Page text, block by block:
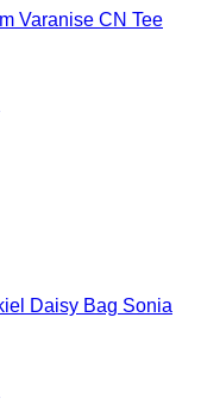
Varanise CN Tee
Daisy Bag Sonia